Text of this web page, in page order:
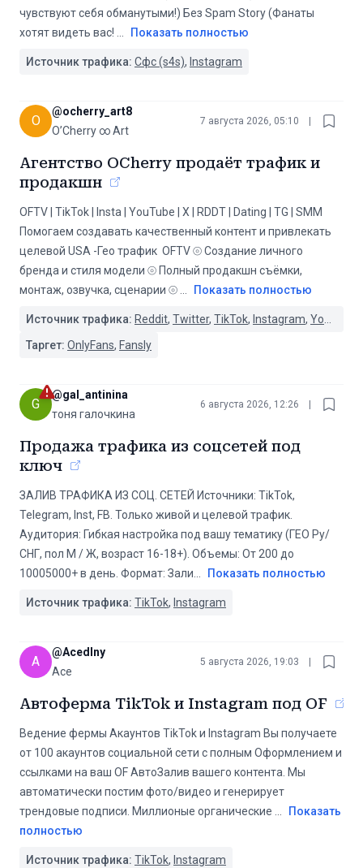
чувствуют себя обманутыми!) ️Без Spam Story️ (Фанаты
хотят видеть вас!
Показать полностью
Источник трафика: Сфс (s4s), Instagram
O
@ocherry_art8
O’Cherry ∞ Art
7 августа 2026, 05:10
Агентство OCherry продаёт трафик и
продакшн
OFTV | TikTok | Insta | YouTube | X | RDDT | Dating | TG | SMM
Помогаем создавать качественный контент и привлекать
целевой USA -Гео трафик ️ OFTV ⦾ Создание личного
бренда и стиля модели ⦾ Полный продакшн съёмки,
монтаж, озвучка, сценарии ⦾
Показать полностью
Источник трафика: Reddit, Twitter, TikTok, Instagram, YouTube
Таргет: OnlyFans, Fansly
G
@gal_antinina
тоня галочкина
6 августа 2026, 12:26
Продажа трафика из соцсетей под
ключ
ЗАЛИВ ТРАФИКА ИЗ СОЦ. СЕТЕЙ Источники: TikTok,
Telegram, Inst, FB. Только живой и целевой трафик.
Аудитория: Гибкая настройка под вашу тематику (ГЕО Ру/
СНГ, пол М / Ж, возраст 16-18+). Объемы: От 200 до
10005000+ в день. Формат: Зали
Показать полностью
Источник трафика: TikTok, Instagram
A
@Acedlny
Ace
5 августа 2026, 19:03
Автоферма TikTok и Instagram под OF
Ведение фермы Акаунтов TikTok и Instagram Вы получаете
от 100 акаунтов социальной сети с полным Оформлением и
ссылками на ваш OF АвтоЗалив вашего контента. Мы
автоматически постим фото/видео и генерирует
трендовые подписи. Миллионые органические
Показать
полностью
Источник трафика: TikTok, Instagram